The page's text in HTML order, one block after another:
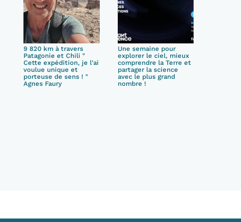
9 820 km à travers
Patagonie et Chili "
Cette expédition, je l'ai
voulue unique et
porteuse de sens ! "
Agnes Faury
Une semaine pour
explorer le ciel, mieux
comprendre la Terre et
partager la science
avec le plus grand
nombre !